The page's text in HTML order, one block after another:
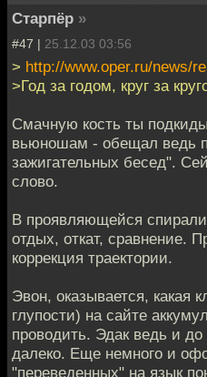
Старпёр »
#47 | 25.12.03 03:56
> http://www.oper.ru/news/
>Год за годом, круг за
Смачную кость ты
вьюношам - обещал ведь
зажигательных бесед".
слово.
В проявляющейся спирали
отдых, откат, сравнение.
коррекция траектории.
Эвон, оказывается, какая
глупости) на сайте
проводить. Эдак ведь и
далеко. Еще немного и
"переведенных" на язык